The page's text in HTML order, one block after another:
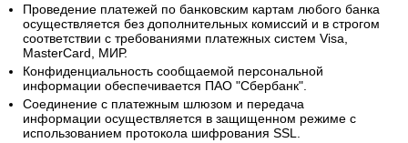
Проведение платежей по банковским картам любого банка
осуществляется без дополнительных комиссий и в строгом
соответствии с требованиями платежных систем Visa,
MasterCard, МИР.
Конфиденциальность сообщаемой персональной
информации обеспечивается ПАО "Сбербанк".
Соединение с платежным шлюзом и передача
информации осуществляется в защищенном режиме с
использованием протокола шифрования SSL.